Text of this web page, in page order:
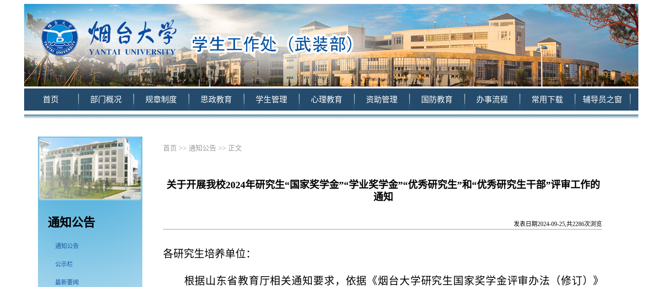
首页 部门概况 规章制度 思政教育 学生管理 心理教育 资助管理 国防教育 办事流程 常用下载 辅导员之窗
通知公告
通知公告
公示栏
最新要闻
首页 >> 通知公告 >> 正文
关于开展我校2024年研究生“国家奖学金”“学业奖学金”“优秀研究生”和“优秀研究生干部”评审工作的
通知
发表日期2024-09-25,共2286次浏览
各研究生培养单位：
根据山东省教育厅相关通知要求，依据《烟台大学研究生国家奖学金评审办法（修订）》